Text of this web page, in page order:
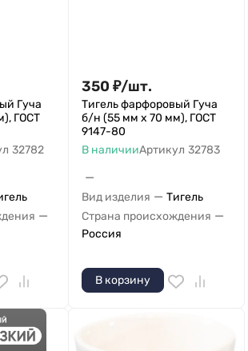
Гуча
ГОСТ
32782
—
350 ₽/шт.
Тигель фарфоровый Гуча
б/н (55 мм х 70 мм), ГОСТ
9147-80
В наличииАртикул 32783
—
Вид изделия — Тигель
Страна происхождения —
Россия
В корзину